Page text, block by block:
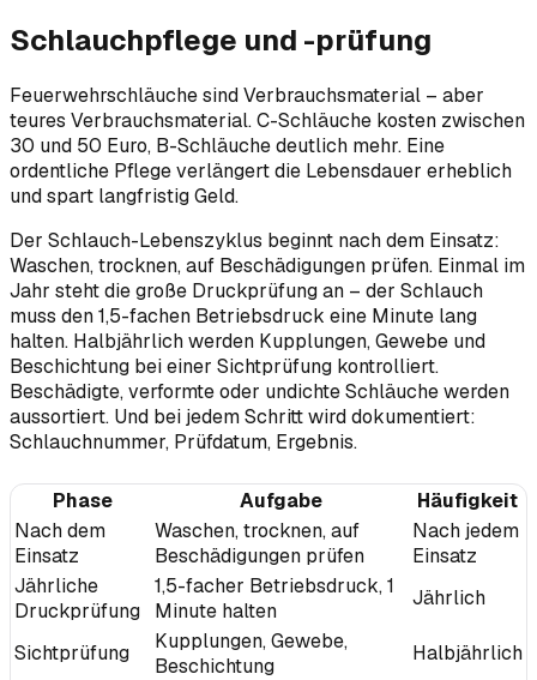
Schlauchpflege und -prüfung
Feuerwehrschläuche sind Verbrauchsmaterial – aber
teures Verbrauchsmaterial. C-Schläuche kosten zwischen
30 und 50 Euro, B-Schläuche deutlich mehr. Eine
ordentliche Pflege verlängert die Lebensdauer erheblich
und spart langfristig Geld.
Der Schlauch-Lebenszyklus beginnt nach dem Einsatz:
Waschen, trocknen, auf Beschädigungen prüfen. Einmal im
Jahr steht die große Druckprüfung an – der Schlauch
muss den 1,5-fachen Betriebsdruck eine Minute lang
halten. Halbjährlich werden Kupplungen, Gewebe und
Beschichtung bei einer Sichtprüfung kontrolliert.
Beschädigte, verformte oder undichte Schläuche werden
aussortiert. Und bei jedem Schritt wird dokumentiert:
Schlauchnummer, Prüfdatum, Ergebnis.
Phase Aufgabe
Häufigkeit
Nach dem
Einsatz
Waschen, trocknen, auf
Beschädigungen prüfen
Nach jedem
Einsatz
Jährliche
Druckprüfung
1,5-facher Betriebsdruck, 1
Minute halten
Jährlich
Sichtprüfung
Kupplungen, Gewebe,
Beschichtung
Halbjährlich